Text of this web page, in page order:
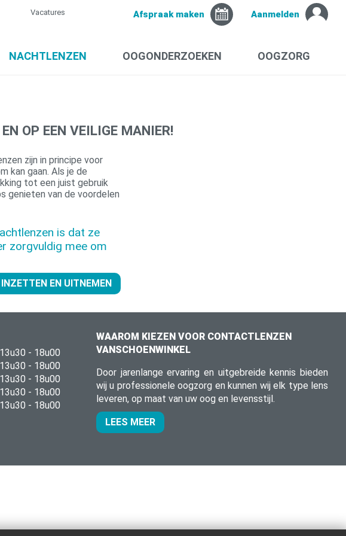
Afspraak maken Aanmelden
Vacatures
NACHTLENZEN OOGONDERZOEKEN OOGZORG
OP EEN VEILIGE MANIER!
zijn in principe voor
kan gaan. Als je de
tot een juist gebruik
genieten van de voordelen
is dat ze
zorgvuldig mee om
EN UITNEMEN
13u30 - 18u00
13u30 - 18u00
13u30 - 18u00
13u30 - 18u00
13u30 - 18u00
WAAROM KIEZEN VOOR CONTACTLENZEN
VANSCHOENWINKEL
Door jarenlange ervaring en uitgebreide kennis bieden
wij u professionele oogzorg en kunnen wij elk type lens
leveren, op maat van uw oog en levensstijl.
LEES MEER